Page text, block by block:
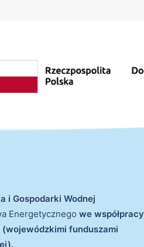
i Gospodarki Wodnej
Energetycznego we współpracy
(wojewódzkimi funduszami